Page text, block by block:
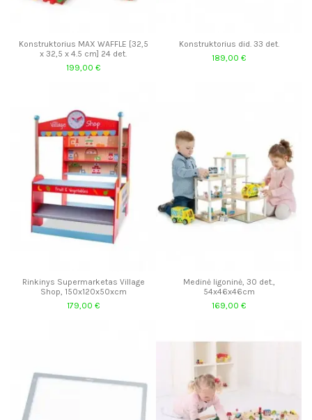
Konstruktorius MAX WAFFLE [32,5
x 32,5 x 4.5 cm] 24 det.
199,00 €
Konstruktorius did. 33 det.
189,00 €
Rinkinys Supermarketas Village
Shop, 150x120x50xcm
179,00 €
Medinė ligoninė, 30 det.,
54x46x46cm
169,00 €